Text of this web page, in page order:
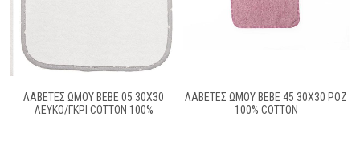
ΛΑΒΕΤΕΣ ΩΜΟΥ BEBE 05 30Χ30
ΛΕΥΚΟ/ΓΚΡΙ COTTON 100%
ΛΑΒΕΤΕΣ ΩΜΟΥ BEBE 45 30X30 ΡΟΖ
100% COTTON